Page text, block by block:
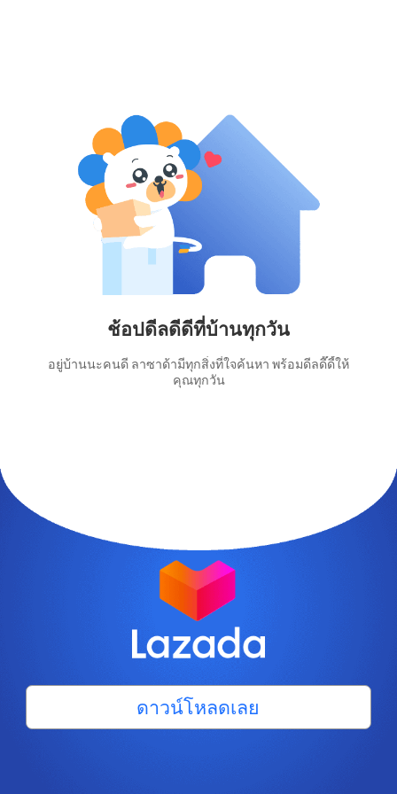
ช้อปดีลดีดีที่บ้านทุกวัน
อยู่บ้านนะคนดี ลาซาด้ามีทุกสิ่งที่ใจค้นหา พร้อมดีลดี๊ดี้ให้
คุณทุกวัน
ดาวน์โหลดเลย